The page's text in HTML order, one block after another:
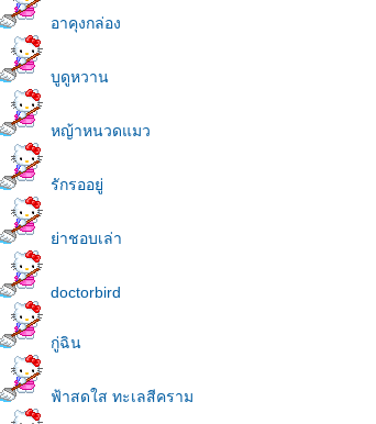
อาคุงกล่อง
บูดูหวาน
หญ้าหนวดแมว
รักรออยู่
่าชอบเล่า
doctorbird
กู่ฉิน
ฟ้าสดใส ทะเลสีคราม